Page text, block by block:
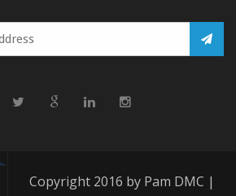
Copyright 2016 by Pam DMC |